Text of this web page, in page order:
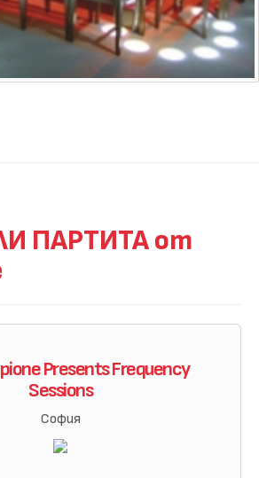
ПАРТИТА от
Presents Frequency
Sessions
София